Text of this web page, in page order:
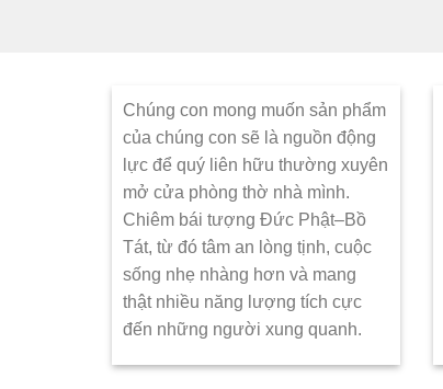
Chúng con mong muốn sản phẩm
của chúng con sẽ là nguồn động
lực để quý liên hữu thường xuyên
mở cửa phòng thờ nhà mình.
Chiêm bái tượng Đức Phật–Bồ
Tát, từ đó tâm an lòng tịnh, cuộc
sống nhẹ nhàng hơn và mang
thật nhiều năng lượng tích cực
đến những người xung quanh.